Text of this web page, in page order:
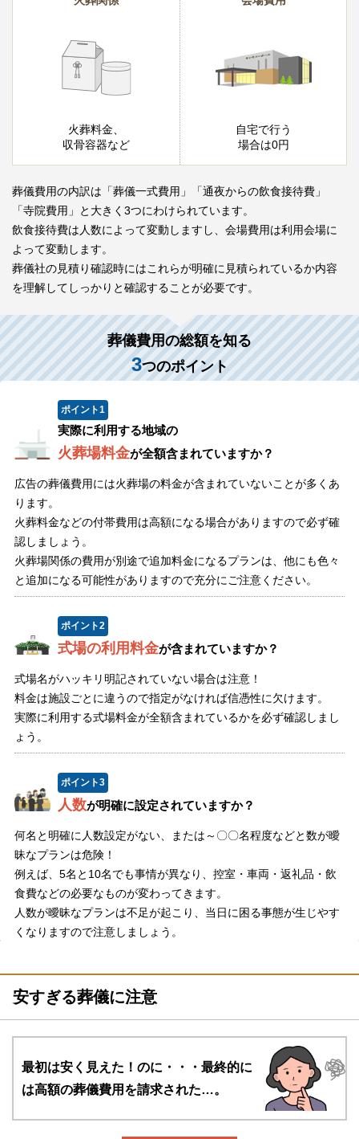
火葬料金、
収骨容器など
自宅で行う
場合は0円
葬儀費用の内訳は「葬儀一式費用」「通夜からの飲食接待費」
「寺院費用」と大きく3つにわけられています。
飲食接待費は人数によって変動しますし、会場費用は利用会場に
よって変動します。
葬儀社の見積り確認時にはこれらが明確に見積られているか内容
を理解してしっかりと確認することが必要です。
葬儀費用の総額を知る
3つのポイント
ポイント1
実際に利用する地域の
火葬場料金が全額含まれていますか？
広告の葬儀費用には火葬場の料金が含まれていないことが多くあ
ります。
火葬料金などの付帯費用は高額になる場合がありますので必ず確
認しましょう。
火葬場関係の費用が別途で追加料金になるプランは、他にも色々
と追加になる可能性がありますので充分にご注意ください。
ポイント2
式場の利用料金が含まれていますか？
式場名がハッキリ明記されていない場合は注意！
料金は施設ごとに違うので指定がなければ信憑性に欠けます。
実際に利用する式場料金が全額含まれているかを必ず確認しまし
ょう。
ポイント3
人数が明確に設定されていますか？
何名と明確に人数設定がない、または～〇〇名程度などと数が曖
昧なプランは危険！
例えば、5名と10名でも事情が異なり、控室・車両・返礼品・飲
食費などの必要なものが変わってきます。
人数が曖昧なプランは不足が起こり、当日に困る事態が生じやす
くなりますので注意しましょう。
安すぎる葬儀に注意
最初は安く見えた！のに・・・ 最終的に
は高額の葬儀費用を請求された…。